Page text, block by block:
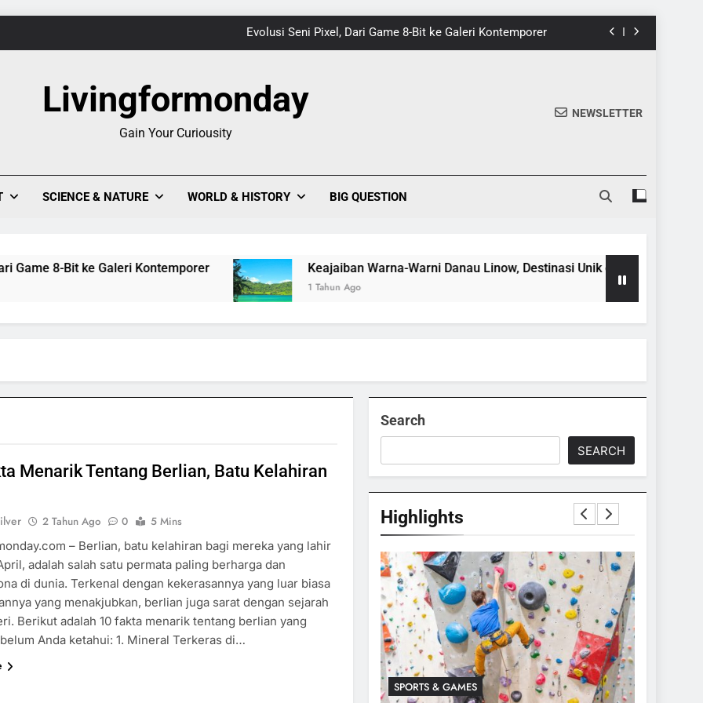
Evolusi Seni Pixel, Dari Game 8-Bit ke Galeri Kontemporer
Keajaiban Warna-Warni Danau Linow, Destinasi Unik di Tomohon yang Wajib Dikunjungi
Livingformonday
Gain Your Curiousity
NEWSLETTER
SCIENCE & NATURE WORLD & HISTORY BIG QUESTION
8-Bit ke Galeri Kontemporer Keajaiban Warna-Warni Danau Linow, Destinasi Unik di Tomohon yang Wajib
1 Tahun Ago
Menarik Tentang Berlian, Batu Kelahiran
2 Tahun Ago 0
5 Mins
– Berlian, batu kelahiran bagi mereka yang lahir
adalah salah satu permata paling berharga dan
di dunia. Terkenal dengan kekerasannya yang luar biasa
yang menakjubkan, berlian juga sarat dengan sejarah
Berikut adalah 10 fakta menarik tentang berlian yang
Anda ketahui: 1. Mineral Terkeras di…
Search
SEARCH
Highlights
SPORTS & GAMES